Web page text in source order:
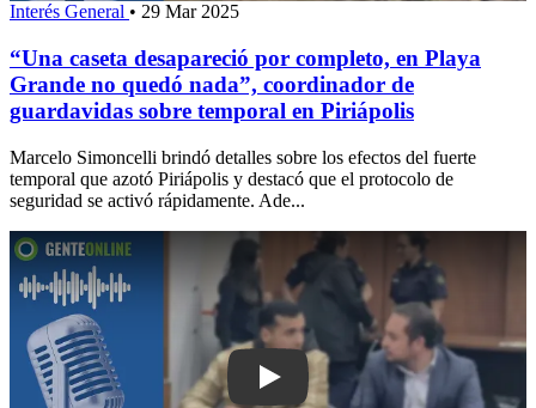
Interés General • 29 Mar 2025
“Una caseta desapareció por completo, en Playa
Grande no quedó nada”, coordinador de
guardavidas sobre temporal en Piriápolis
Marcelo Simoncelli brindó detalles sobre los efectos del fuerte
temporal que azotó Piriápolis y destacó que el protocolo de
seguridad se activó rápidamente. Ade...
Play: Abogado del juez agredido dijo